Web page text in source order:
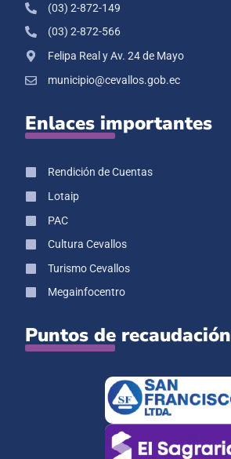
(03) 2-872-149
(03) 2-872-566
Felipa Real y Av. 24 de Mayo
municipio@cevallos.gob.ec
Enlaces importantes
Rendición de Cuentas
Lotaip
PAC
Cultura Cevallos
Turismo Cevallos
Megainfocentro
Puntos de recaudación